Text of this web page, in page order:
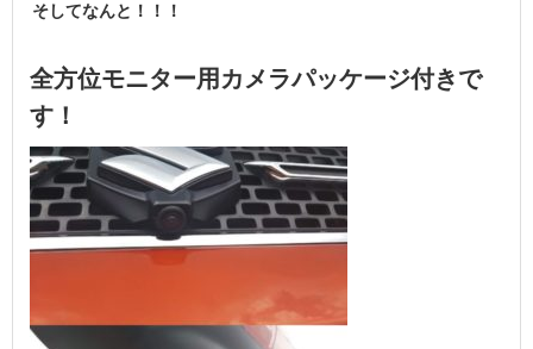
そしてなんと！！！
全方位モニター用カメラパッケージ付きで
す！